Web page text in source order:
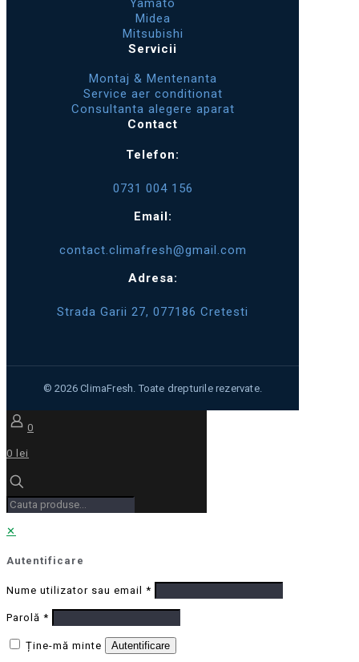
Yamato
Midea
Mitsubishi
Servicii
Montaj & Mentenanta
Service aer conditionat
Consultanta alegere aparat
Contact
Telefon:
0731 004 156
Email:
contact.climafresh@gmail.com
Adresa:
Strada Garii 27, 077186 Cretesti
0
0 lei
✕
Autentificare
Nume utilizator sau email *
Parolă *
Ține-mă minte Autentificare